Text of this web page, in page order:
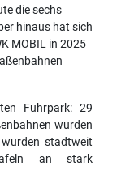
die sechs
hinaus hat sich
MOBIL in 2025
Fuhrpark: 29
wurden
stadtweit
an stark